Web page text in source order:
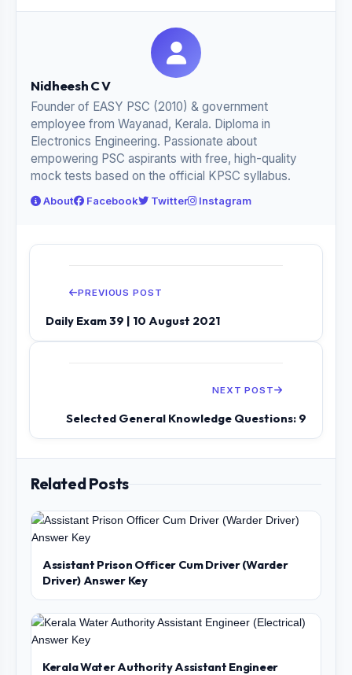
Nidheesh C V
Founder of EASY PSC (2010) & government
employee from Wayanad, Kerala. Diploma in
Electronics Engineering. Passionate about
empowering PSC aspirants with free, high-quality
mock tests based on the official KPSC syllabus.
About Facebook Twitter Instagram
PREVIOUS POST
Daily Exam 39 | 10 August 2021
NEXT POST
Selected General Knowledge Questions: 9
Related Posts
Assistant Prison Officer Cum Driver (Warder
Driver) Answer Key
Kerala Water Authority Assistant Engineer